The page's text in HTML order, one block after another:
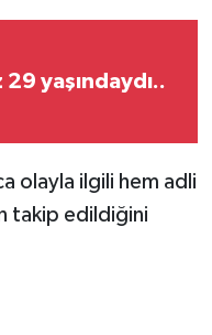
29 yaşındaydı..
olayla ilgili hem adli
takip edildiğini